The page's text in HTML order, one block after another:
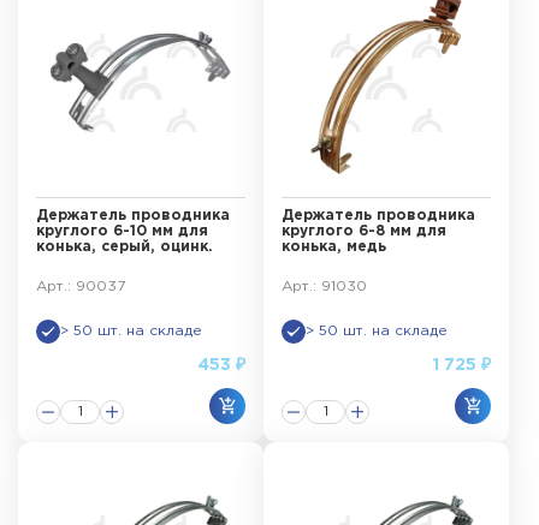
Держатель проводника
круглого 6-10 мм для
конька, серый, оцинк.
Арт.: 90037
> 50 шт. на складе
453 ₽
Держатель проводника
круглого 6-8 мм для
конька, медь
Арт.: 91030
> 50 шт. на складе
1 725 ₽